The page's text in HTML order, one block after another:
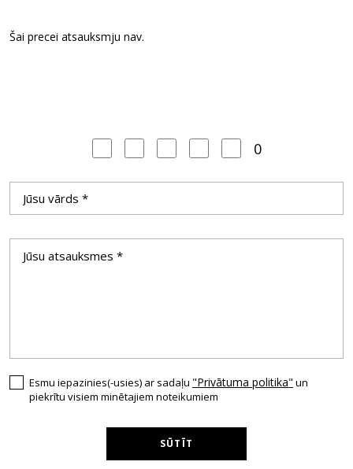
Šai precei atsauksmju nav.
0
Esmu iepazinies(-usies) ar sadaļu "Privātuma politika" un
piekrītu visiem minētajiem noteikumiem
SŪTĪT